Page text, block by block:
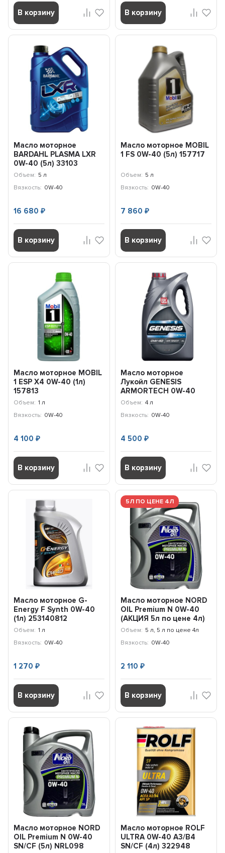
В корзину В корзину
Масло моторное
BARDAHL PLASMA LXR
0W-40 (5л) 33103
Объем: 5 л
Вязкость: 0W-40
16 680₽
В корзину
Масло моторное MOBIL
1 FS 0W-40 (5л) 157717
Объем: 5 л
Вязкость: 0W-40
7 860 ₽
В корзину
Масло моторное MOBIL
1 ESP X4 0W-40 (1л)
157813
Объем: 1 л
Вязкость: 0W-40
4 100₽
В корзину
Масло моторное
Лукойл GENESIS
ARMORTECH 0W-40
(4л) 3150665
Объем: 4 л
Вязкость: 0W-40
4 500 ₽
В корзину
Масло моторное G-
Energy F Synth 0W-40
(1л) 253140812
Объем: 1 л
Вязкость: 0W-40
1 270₽
В корзину
5Л ПО ЦЕНЕ 4Л
Масло моторное NORD
OIL Premium N 0W-40
(АКЦИЯ 5л по цене 4л)
NRL098
Объем: 5 л, 5 л по цене 4л
Вязкость: 0W-40
2 110 ₽
В корзину
Масло моторное NORD
OIL Premium N 0W-40
SN/CF (5л) NRL098
Масло моторное ROLF
ULTRA 0W-40 A3/B4
SN/CF (4л) 322948